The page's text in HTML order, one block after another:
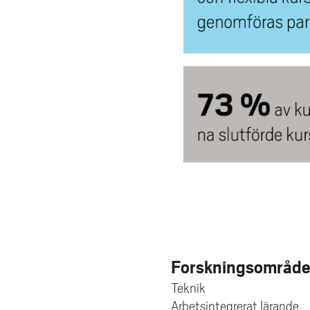
Forskningsområde
Teknik
Arbetsintegrerat lärande